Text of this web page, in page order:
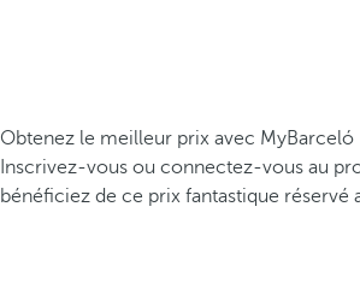
Obtenez le meilleur prix avec MyBarceló
Inscrivez-vous ou connectez-vous au
bénéficiez de ce prix fantastique réservé